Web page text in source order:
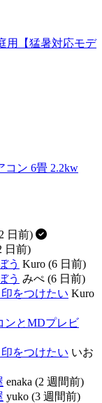
用【猛暑対応モデ
コン 6畳 2.2kw
日前)
日前)
う Kuro (6 日前)
う みぺ (6 日前)
をつけたい Kuro
ンとMDプレビ
をつけたい いお
enaka (2 週間前)
yuko (3 週間前)